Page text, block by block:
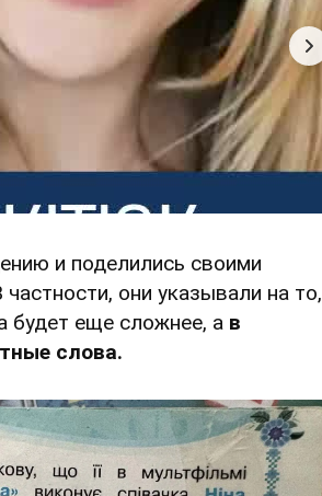
и поделились своими
они указывали на то,
будет еще сложнее, а в
слова.